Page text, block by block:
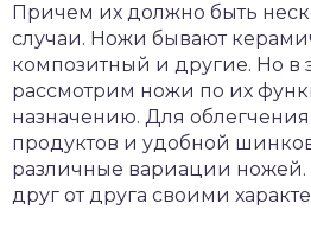
Причем их должно быть
случаи. Ножи бывают
композитный и другие. Но в
рассмотрим ножи по их
назначению. Для
продуктов и удобной
различные вариации ножей.
друг от друга своими